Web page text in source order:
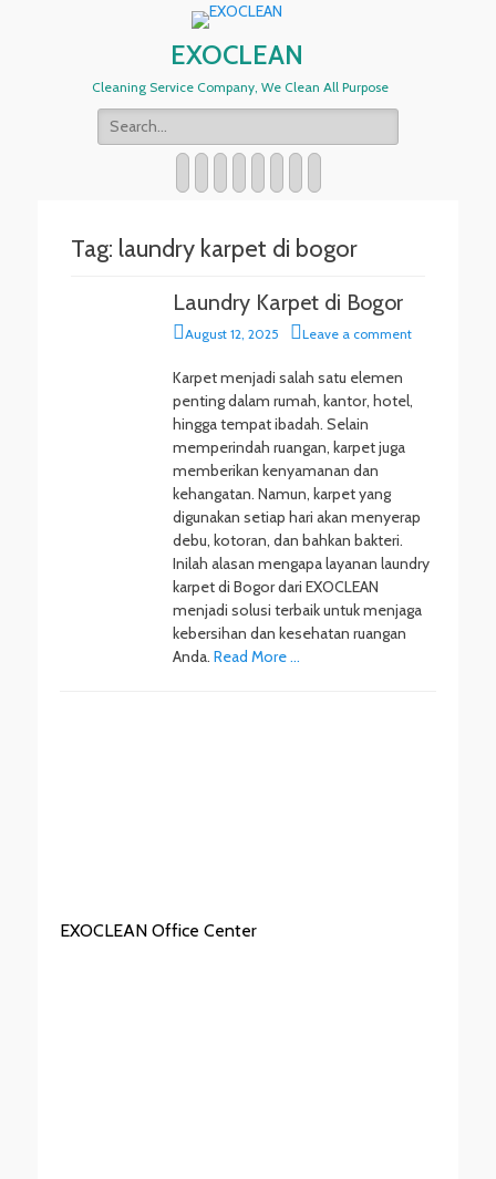
EXOCLEAN
Cleaning Service Company, We Clean All Purpose
Search
for:
Tag: laundry karpet di bogor
Laundry Karpet di Bogor
s
e
d
o
n
August 12, 2025 Leave a comment
Karpet menjadi salah satu elemen
penting dalam rumah, kantor, hotel,
hingga tempat ibadah. Selain
memperindah ruangan, karpet juga
memberikan kenyamanan dan
kehangatan. Namun, karpet yang
digunakan setiap hari akan menyerap
debu, kotoran, dan bahkan bakteri.
Inilah alasan mengapa layanan laundry
karpet di Bogor dari EXOCLEAN
menjadi solusi terbaik untuk menjaga
kebersihan dan kesehatan ruangan
Anda. Read More …
EXOCLEAN Office Center